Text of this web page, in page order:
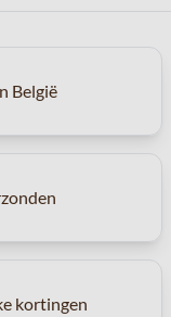
België
kortingen